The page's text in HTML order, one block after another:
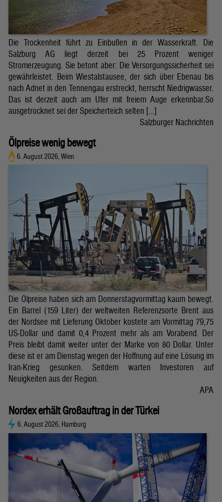
Die Trockenheit führt zu Einbußen in der Wasserkraft. Die
Salzburg AG liegt derzeit bei 25 Prozent weniger
Stromerzeugung. Sie betont aber: Die Versorgungssicherheit sei
gewährleistet. Beim Wiestalstausee, der sich über Ebenau bis
nach Adnet in den Tennengau erstreckt, herrscht Niedrigwasser.
Das ist derzeit auch am Ufer mit freiem Auge erkennbar.So
ausgetrocknet sei der Speicherteich selten […]
Salzburger Nachrichten
Ölpreise wenig bewegt
6. August 2026, Wien
Die Ölpreise haben sich am Donnerstagvormittag kaum bewegt.
Ein Barrel (159 Liter) der weltweiten Referenzsorte Brent aus
der Nordsee mit Lieferung Oktober kostete am Vormittag 79,75
US-Dollar und damit 0,4 Prozent mehr als am Vorabend. Der
Preis bleibt damit weiter unter der Marke von 80 Dollar. Unter
diese ist er am Dienstag wegen der Hoffnung auf eine Lösung im
Iran-Krieg gesunken. Seitdem warten Investoren auf
Neuigkeiten aus der Region.
APA
Nordex erhält Großauftrag in der Türkei
6. August 2026, Hamburg